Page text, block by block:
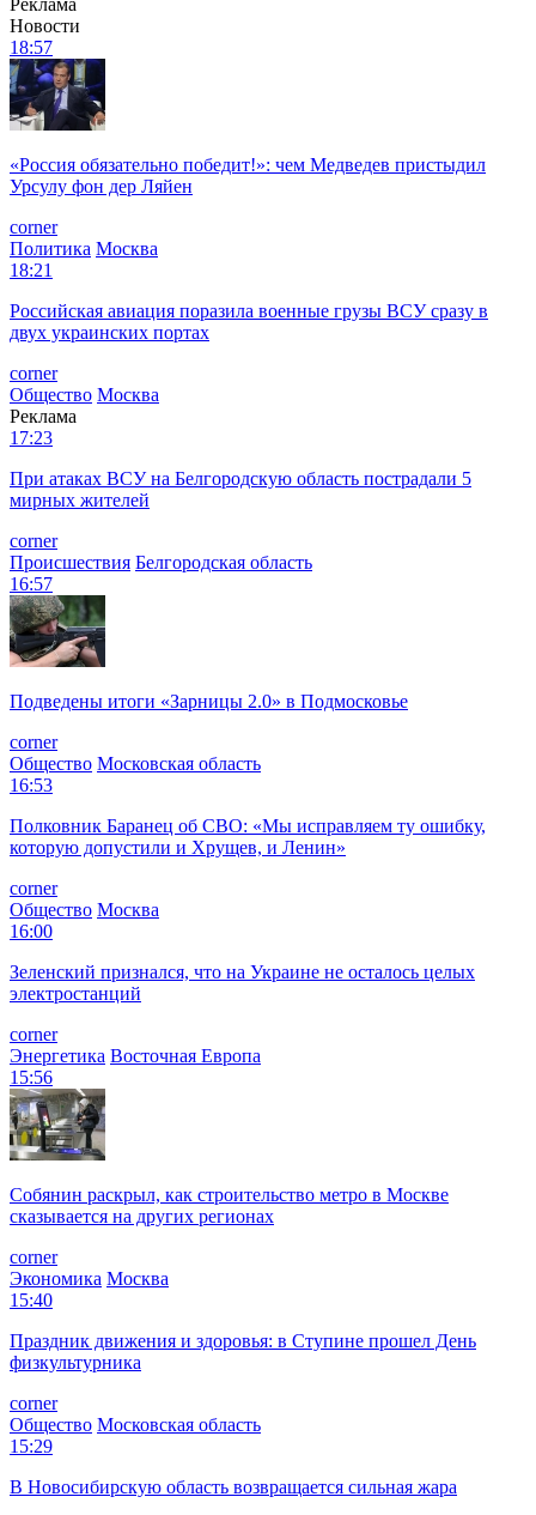
Новости
18:57
«Россия обязательно победит!»: чем Медведев пристыдил
Урсулу фон дер Ляйен
corner
Политика Москва
18:21
Российская авиация поразила военные грузы ВСУ сразу в
двух украинских портах
corner
Общество Москва
Реклама
17:23
При атаках ВСУ на Белгородскую область пострадали 5
мирных жителей
corner
Происшествия Белгородская область
16:57
Подведены итоги «Зарницы 2.0» в Подмосковье
corner
Общество Московская область
16:53
Полковник Баранец об СВО: «Мы исправляем ту ошибку,
которую допустили и Хрущев, и Ленин»
corner
Общество Москва
16:00
Зеленский признался, что на Украине не осталось целых
электростанций
corner
Энергетика Восточная Европа
15:56
Собянин раскрыл, как строительство метро в Москве
сказывается на других регионах
corner
Экономика Москва
15:40
Праздник движения и здоровья: в Ступине прошел День
физкультурника
corner
Общество Московская область
15:29
В Новосибирскую область возвращается сильная жара